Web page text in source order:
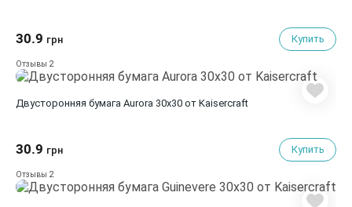
30.9 грн Купить
Отзывы 2
Двусторонняя бумага Aurora 30х30 от Kaisercraft
30.9 грн Купить
Отзывы 2